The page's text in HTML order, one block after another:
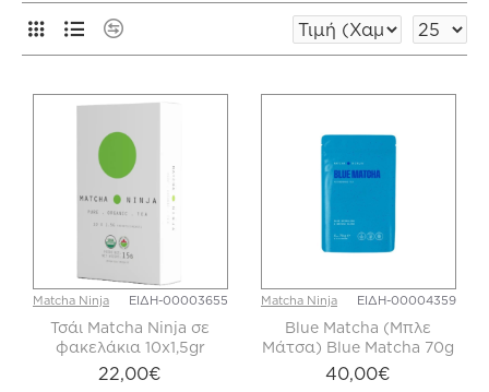
Matcha Ninja ΕΙΔΗ-00003655
Τσάι Matcha Ninja σε
φακελάκια 10x1,5gr
22,00€
Matcha Ninja ΕΙΔΗ-00004359
Blue Matcha (Μπλε
Μάτσα) Blue Matcha 70g
40,00€